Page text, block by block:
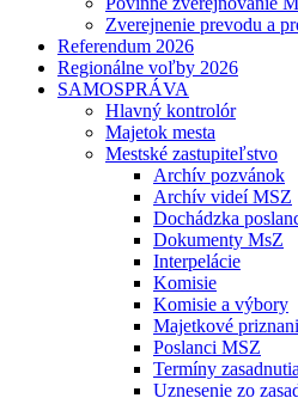
Zverejnenie prevodu a
Referendum 2026
Regionálne voľby 2026
SAMOSPRÁVA
Hlavný kontrolór
Majetok mesta
Mestské zastupiteľstvo
Archív pozvánok
Archív videí MSZ
Dochádzka
Dokumenty MsZ
Interpelácie
Komisie
Komisie a výbory
Majetkové
Poslanci MSZ
Termíny
Uznesenie zo